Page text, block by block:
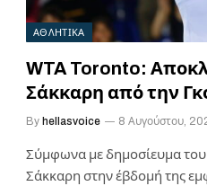
ΑΘΛΗΤΙΚΑ
WTA Toronto:
Σάκκαρη από την
By hellasvoice 8 Αυγούστου,
Σύμφωνα με δημοσίευμα του
Σάκκαρη στην έβδομή της